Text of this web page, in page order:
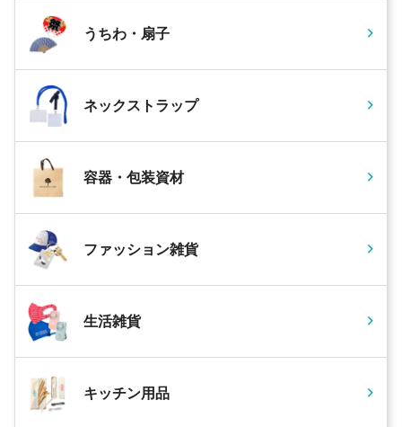
うちわ・扇子
ネックストラップ
容器・包装資材
ファッション雑貨
生活雑貨
キッチン用品